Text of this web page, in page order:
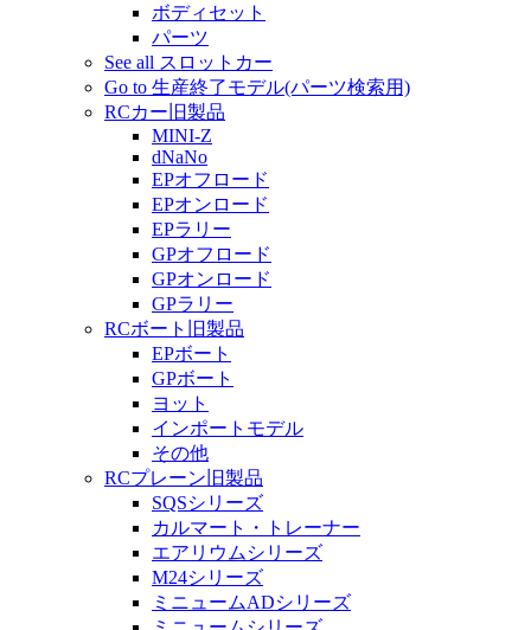
ボディセット
パーツ
See all スロットカー
Go to 生産終了モデル(パーツ検索用)
RCカー旧製品
MINI-Z
dNaNo
EPオフロード
EPオンロード
EPラリー
GPオフロード
GPオンロード
GPラリー
RCボート旧製品
EPボート
GPボート
ヨット
インポートモデル
その他
RCプレーン旧製品
SQSシリーズ
カルマート・トレーナー
エアリウムシリーズ
M24シリーズ
ミニュームADシリーズ